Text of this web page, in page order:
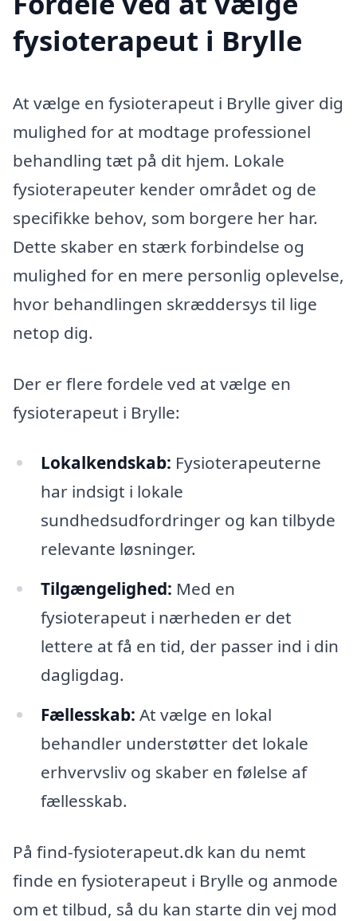
fysioterapeut i Brylle
At vælge en fysioterapeut i Brylle giver dig
mulighed for at modtage professionel
behandling tæt på dit hjem. Lokale
fysioterapeuter kender området og de
specifikke behov, som borgere her har.
Dette skaber en stærk forbindelse og
mulighed for en mere personlig oplevelse,
hvor behandlingen skræddersys til lige
netop dig.
Der er flere fordele ved at vælge en
fysioterapeut i Brylle:
Lokalkendskab: Fysioterapeuterne
har indsigt i lokale
sundhedsudfordringer og kan tilbyde
relevante løsninger.
Tilgængelighed: Med en
fysioterapeut i nærheden er det
lettere at få en tid, der passer ind i din
dagligdag.
Fællesskab: At vælge en lokal
behandler understøtter det lokale
erhvervsliv og skaber en følelse af
fællesskab.
På find-fysioterapeut.dk kan du nemt
finde en fysioterapeut i Brylle og anmode
om et tilbud, så du kan starte din vej mod